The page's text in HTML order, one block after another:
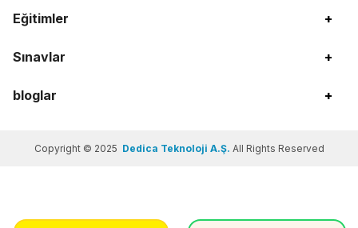
Eğitimler +
Sınavlar +
bloglar +
Copyright © 2025 Dedica Teknoloji A.Ş. All Rights Reserved